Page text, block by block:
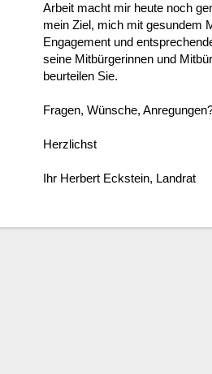
Arbeit macht mir heute noch
mein Ziel, mich mit gesundem
Engagement und
seine Mitbürgerinnen und
beurteilen Sie.
Fragen, Wünsche,
Herzlichst
Ihr Herbert Eckstein, Landrat